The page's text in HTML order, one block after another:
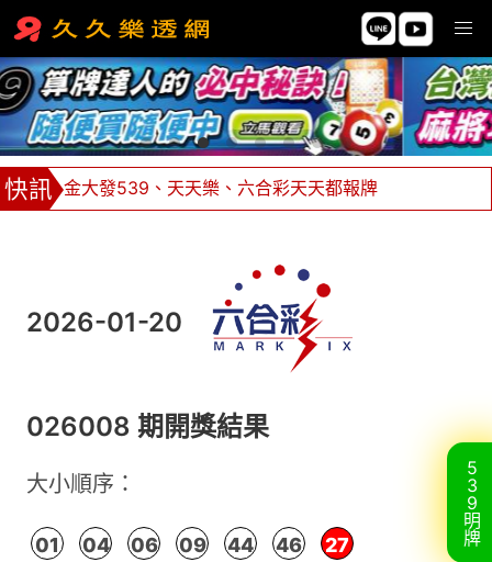
金大發539、天天樂、六合彩天天都報牌
牌支價格挑戰市場最低價，單邊下注不限額！
全館返水0.8%，返水無極限 ！
2026-01-20
026008 期開獎結果
大小順序：
01 04 06 09 44 46 27
5
3
9
明
牌